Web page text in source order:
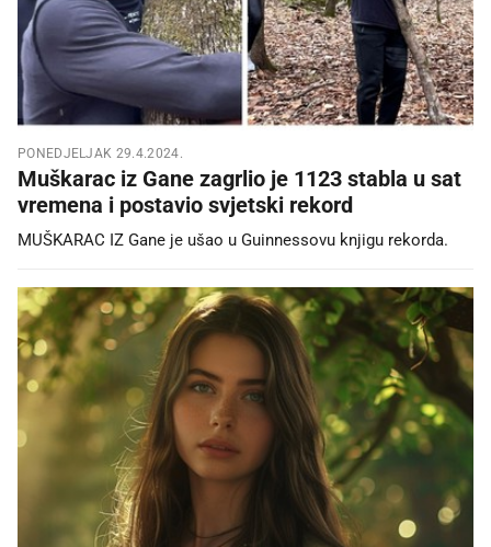
PONEDJELJAK 29.4.2024.
Muškarac iz Gane zagrlio je 1123 stabla u sat
vremena i postavio svjetski rekord
MUŠKARAC IZ Gane je ušao u Guinnessovu knjigu rekorda.